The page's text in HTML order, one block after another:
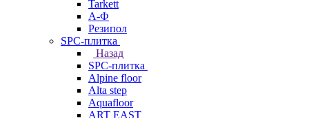
Tarkett
А-Ф
Резипол
SPC-плитка
Назад
SPC-плитка
Alpine floor
Alta step
Aquafloor
ART EAST